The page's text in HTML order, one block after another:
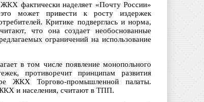
фактически наделяет «Почту России»
может привести к росту издержек
Критике подверглась и норма,
что она создает необоснованные
ограничений на использование
в том числе появление монопольного
противоречит принципам развития
ЖКХ Торгово-промышленной палаты.
и населения, считают в ТПП.